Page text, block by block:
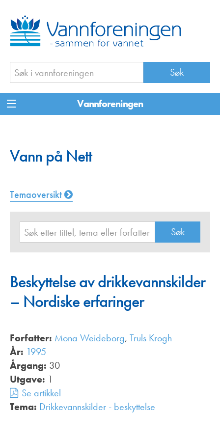
Vannforeningen
Vann på Nett
Temaoversikt
Beskyttelse av drikkevannskilder
– Nordiske erfaringer
Forfatter: Mona Weideborg, Truls Krogh
År: 1995
Årgang: 30
Utgave: 1
Se artikkel
Tema: Drikkevannskilder - beskyttelse